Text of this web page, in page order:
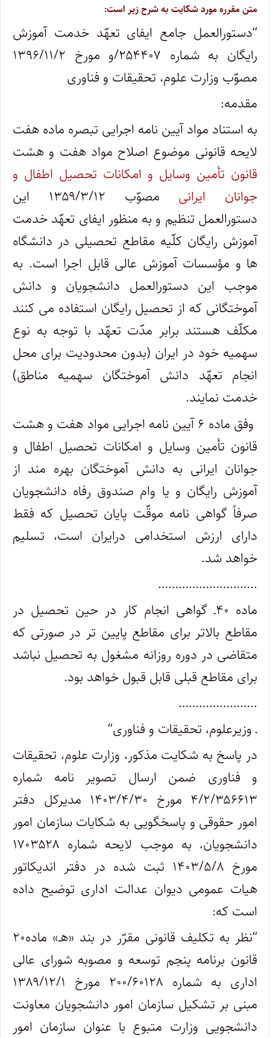
متن مقرره مورد شکایت به شرح زیر است:
“دستورالعمل جامع ایفای تعهّد خدمت آموزش
رایگان به شماره ۲۵۴۴۰۷/و مورخ ۱۳۹۶/۱۱/۲
مصوّب وزارت علوم، تحقیقات و فناوری
مقدمه:
به استناد مواد آیین نامه اجرایی تبصره ماده هفت
لایحه قانونی موضوع اصلاح مواد هفت و هشت
قانون تأمین وسایل و امکانات تحصیل اطفال و
جوانان ایرانی
مصوّب ۱۳۵۹/۳/۱۲ این
دستورالعمل تنظیم و به منظور ایفای تعهّد خدمت
آموزش رایگان کلّیه مقاطع تحصیلی در دانشگاه
ها و مؤسسات آموزش عالی قابل اجرا است. به
موجب این دستورالعمل دانشجویان و دانش
آموختگانی که از تحصیل رایگان استفاده می کنند
مکلّف هستند برابر مدّت تعهّد با توجه به نوع
سهمیه خود در ایران (بدون محدودیت برای محل
انجام تعهّد دانش آموختگان سهمیه مناطق)
خدمت نمایند.
وفق ماده ۶ آیین نامه اجرایی مواد هفت و هشت
قانون تأمین وسایل و امکانات تحصیل اطفال و
جوانان ایرانی به دانش آموختگان بهره مند از
آموزش رایگان و یا وام صندوق رفاه دانشجویان
صرفاً گواهی نامه موقّت پایان تحصیل که فقط
دارای ارزش استخدامی درایران است، تسلیم
خواهد شد.
………………………..
ماده ۴۰ـ گواهی انجام کار در حین تحصیل در
مقاطع بالاتر برای مقاطع پایین تر در صورتی که
متقاضی در دوره روزانه مشغول به تحصیل نباشد
برای مقاطع قبلی قابل قبول خواهد بود.
…………………..
ـ وزیرعلوم، تحقیقات و فناوری“
در پاسخ به شکایت مذکور، وزارت علوم، تحقیقات
و فناوری ضمن ارسال تصویر نامه شماره
۴/۲/۳۵۶۶۱۳ مورخ ۱۴۰۳/۴/۳۰ مدیرکل دفتر
امور حقوقی و پاسخگویی به شکایات سازمان امور
دانشجویان، به موجب لایحه شماره ۱۷۰۳۵۲۸
مورخ ۱۴۰۳/۵/۸ ثبت شده در دفتر اندیکاتور
هیات عمومی دیوان عدالت اداری توضیح داده
است که:
“
نظر به تکلیف قانونی مقرّر در بند «هـ» ماده۲۰
قانون برنامه پنجم توسعه و مصوبه شورای عالی
اداری به شماره ۲۰۰/۶۰۱۲۸ مورخ ۱۳۸۹/۱۲/۱
مبنی بر تشکیل سازمان امور دانشجویان معاونت
دانشجویی وزارت متبوع با عنوان سازمان امور